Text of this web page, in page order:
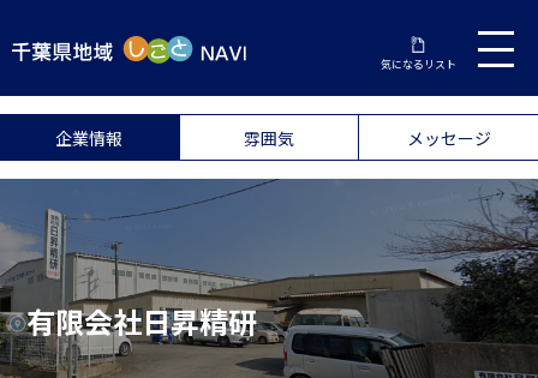
気になるリスト
企業情報 雰囲気 メッセージ
有限会社日昇精研